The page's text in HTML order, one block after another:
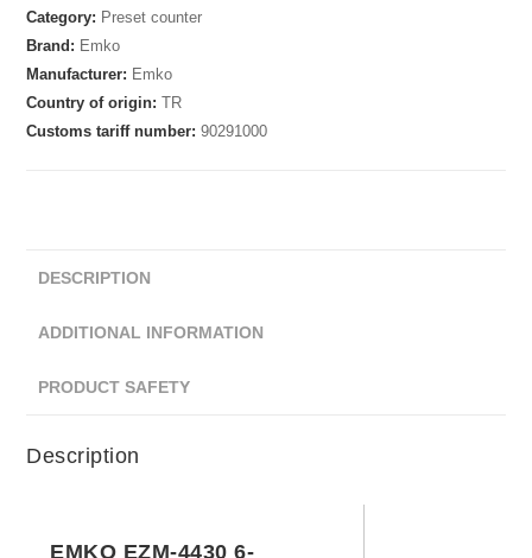
Category: Preset counter
Brand: Emko
Manufacturer: Emko
Country of origin:TR
Customs tariff number:90291000
DESCRIPTION
ADDITIONAL INFORMATION
PRODUCT SAFETY
Description
EMKO EZM-4430 6-